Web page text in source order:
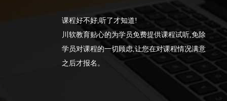
课程好不好,听了才知道!
川软教育贴心的为学员免费提供课程试听,免除
学员对课程的一切顾虑,让您在对课程情况满意
之后才报名。